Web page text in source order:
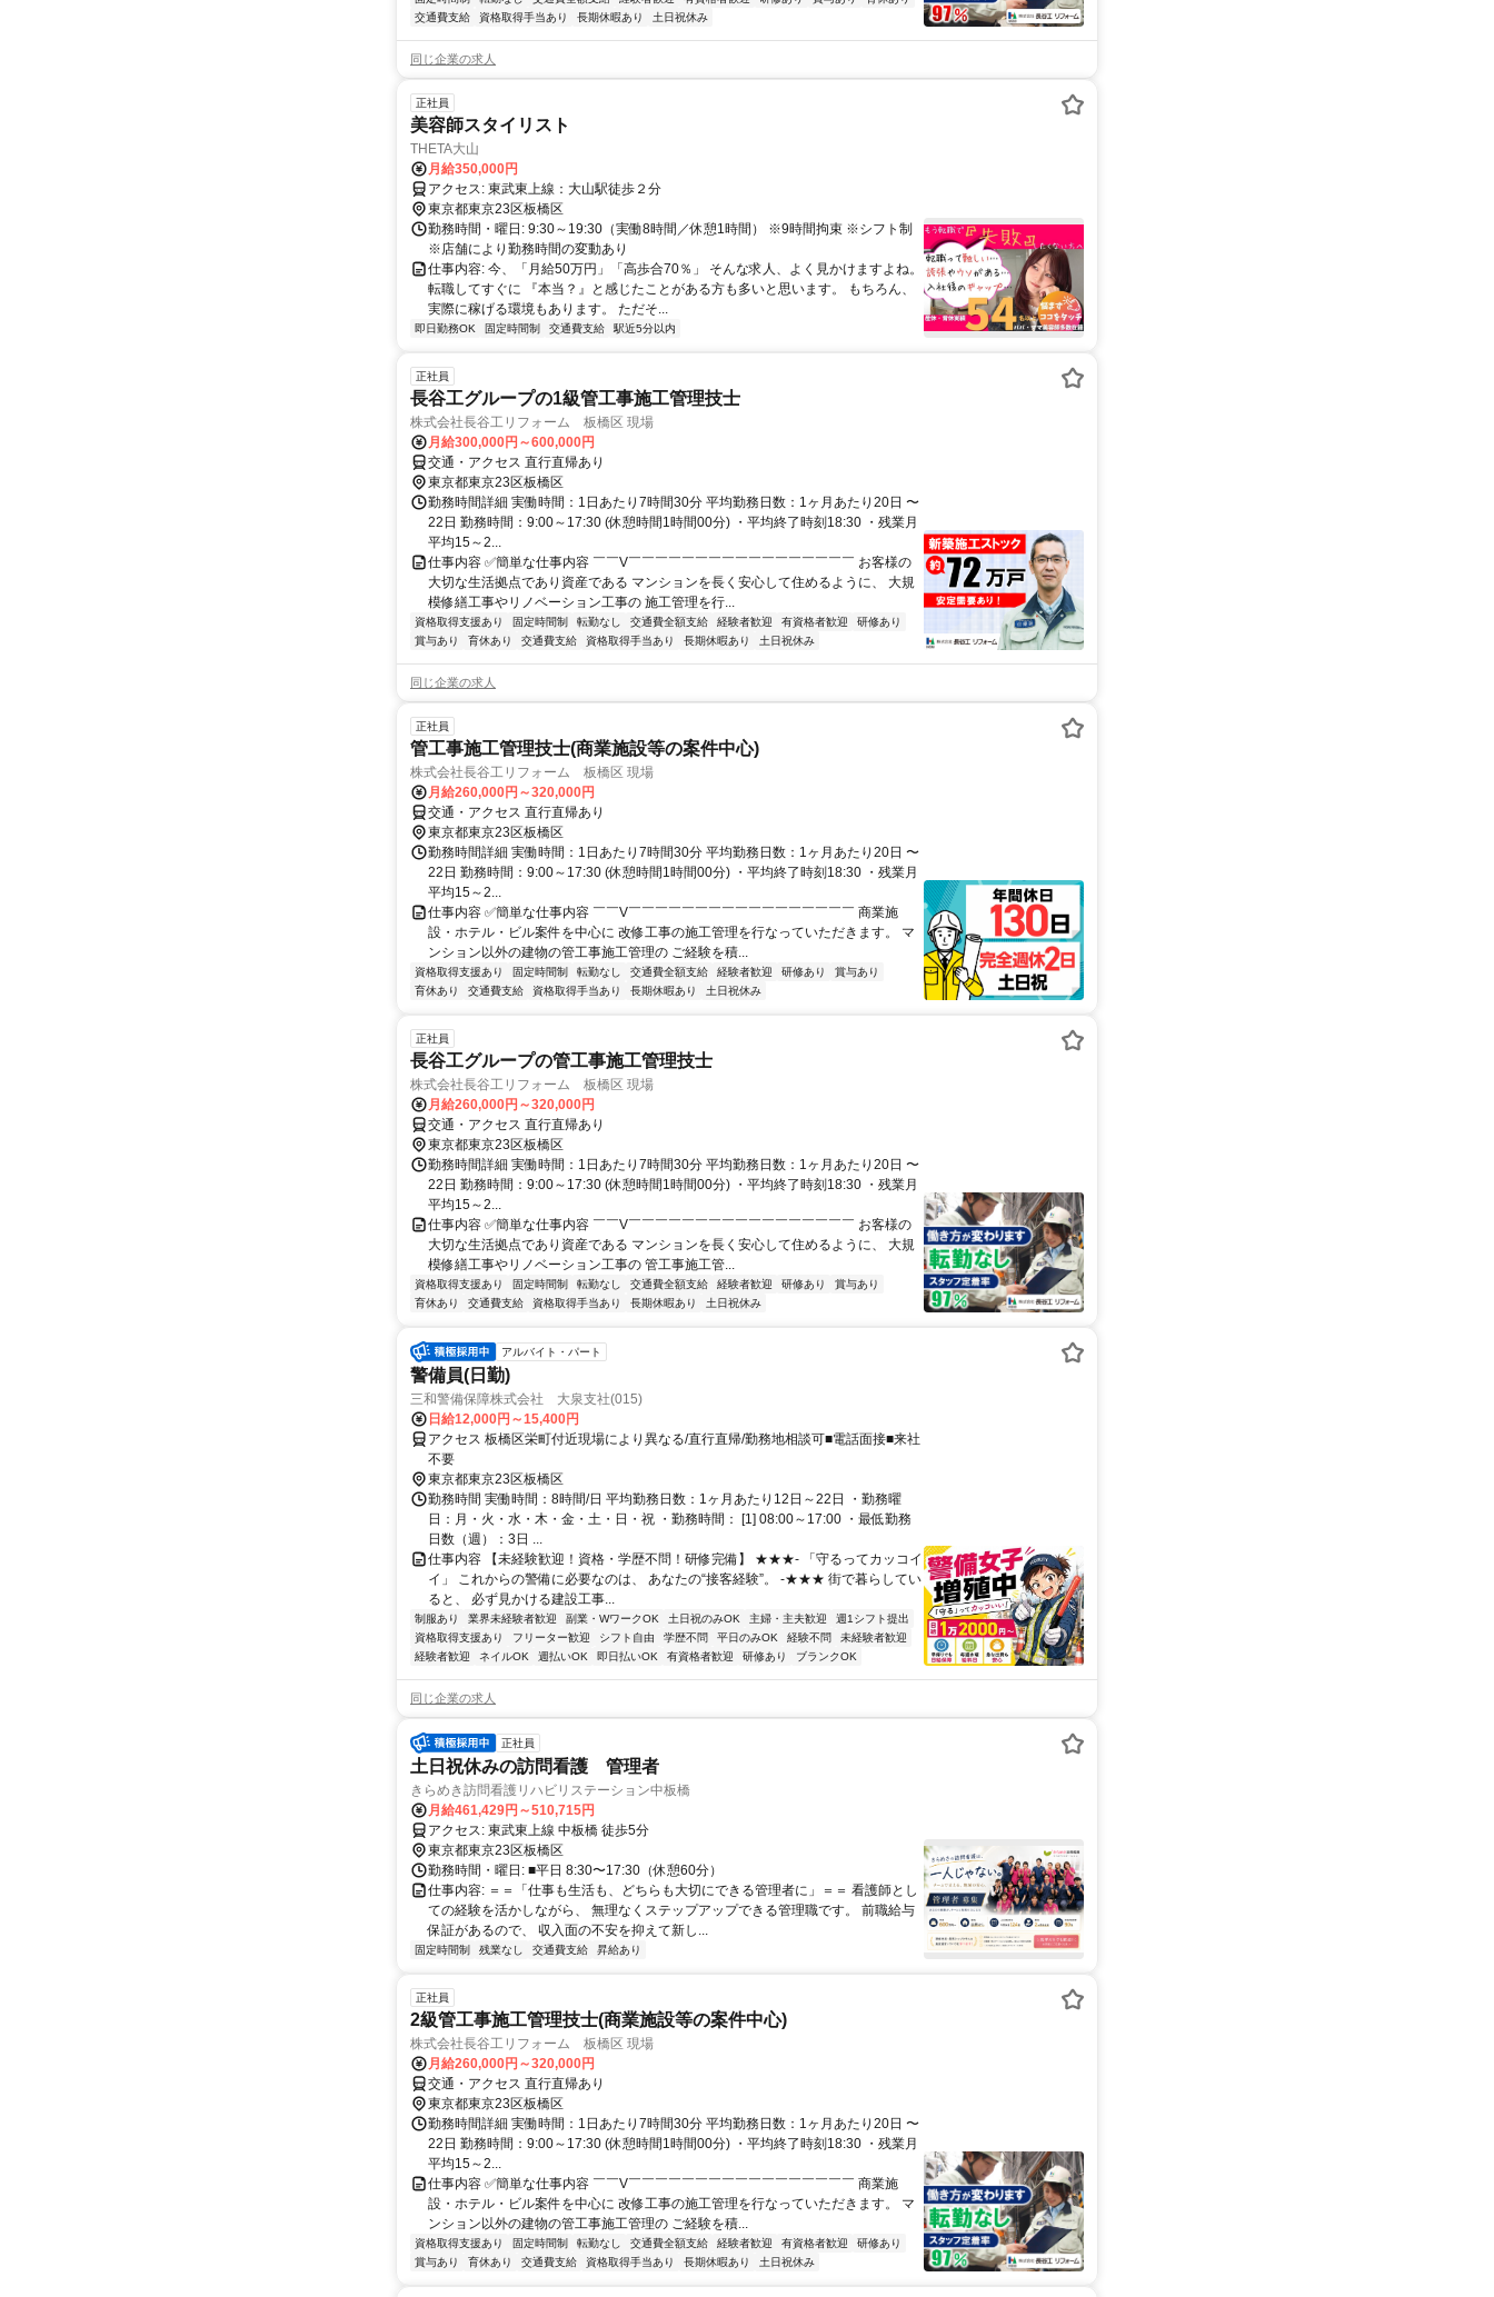
交通費支給
資格取得手当あり 長期休暇あり 土日祝休み
同じ企業の求人
正社員
美容師スタイリスト
THETA大山
月給350,000円
アクセス: 東武東上線：大山駅徒歩２分
東京都東京23区板橋区
勤務時間・曜日: 9:30～19:30（実働8時間／休憩1時間） ※9時間拘束 ※シフト制
※店舗により勤務時間の変動あり
仕事内容: 今、「月給50万円」「高歩合70％」 そんな求人、よく見かけますよね。
転職してすぐに 『本当？』と感じたことがある方も多いと思います。 もちろん、
実際に稼げる環境もあります。 ただそ...
即日勤務OK 固定時間制 交通費支給 駅近5分以内
正社員
長谷工グループの1級管工事施工管理技士
株式会社長谷工リフォーム 板橋区 現場
月給300,000円～600,000円
交通・アクセス 直行直帰あり
東京都東京23区板橋区
勤務時間詳細 実働時間：1日あたり7時間30分 平均勤務日数：1ヶ月あたり20日 〜
22日 勤務時間：9:00～17:30 (休憩時間1時間00分) ・平均終了時刻18:30 ・残業月
平均15～2...
仕事内容 ✅簡単な仕事内容 ￣￣V￣￣￣￣￣￣￣￣￣￣￣￣￣￣￣￣￣ お客様の
大切な生活拠点であり資産である マンションを長く安心して住めるように、 大規
模修繕工事やリノベーション工事の 施工管理を行...
資格取得支援あり 固定時間制 転勤なし 交通費全額支給 経験者歓迎 有資格者歓迎
研修あり
賞与あり
育休あり 交通費支給 資格取得手当あり 長期休暇あり 土日祝休み
同じ企業の求人
正社員
管工事施工管理技士(商業施設等の案件中心)
株式会社長谷工リフォーム 板橋区 現場
月給260,000円～320,000円
交通・アクセス 直行直帰あり
東京都東京23区板橋区
勤務時間詳細 実働時間：1日あたり7時間30分 平均勤務日数：1ヶ月あたり20日 〜
22日 勤務時間：9:00～17:30 (休憩時間1時間00分) ・平均終了時刻18:30 ・残業月
平均15～2...
仕事内容 ✅簡単な仕事内容 ￣￣V￣￣￣￣￣￣￣￣￣￣￣￣￣￣￣￣￣ 商業施
設・ホテル・ビル案件を中心に 改修工事の施工管理を行なっていただきます。 マ
ンション以外の建物の管工事施工管理の ご経験を積...
資格取得支援あり 固定時間制 転勤なし 交通費全額支給 経験者歓迎 研修あり
賞与あり
育休あり
交通費支給 資格取得手当あり 長期休暇あり 土日祝休み
正社員
長谷工グループの管工事施工管理技士
株式会社長谷工リフォーム 板橋区 現場
月給260,000円～320,000円
交通・アクセス 直行直帰あり
東京都東京23区板橋区
勤務時間詳細 実働時間：1日あたり7時間30分 平均勤務日数：1ヶ月あたり20日 〜
22日 勤務時間：9:00～17:30 (休憩時間1時間00分) ・平均終了時刻18:30 ・残業月
平均15～2...
仕事内容 ✅簡単な仕事内容 ￣￣V￣￣￣￣￣￣￣￣￣￣￣￣￣￣￣￣￣ お客様の
大切な生活拠点であり資産である マンションを長く安心して住めるように、 大規
模修繕工事やリノベーション工事の 管工事施工管...
資格取得支援あり 固定時間制 転勤なし 交通費全額支給 経験者歓迎 研修あり
賞与あり
育休あり
交通費支給 資格取得手当あり 長期休暇あり 土日祝休み
アルバイト・パート
警備員(日勤)
三和警備保障株式会社 大泉支社(015)
日給12,000円～15,400円
アクセス 板橋区栄町付近現場により異なる/直行直帰/勤務地相談可■電話面接■来社
不要
東京都東京23区板橋区
勤務時間 実働時間：8時間/日 平均勤務日数：1ヶ月あたり12日～22日 ・勤務曜
日：月・火・水・木・金・土・日・祝 ・勤務時間： [1] 08:00～17:00 ・最低勤務
日数（週）：3日 ...
仕事内容 【未経験歓迎！資格・学歴不問！研修完備】 ★★★- 「守るってカッコイ
イ」 これからの警備に必要なのは、 あなたの“接客経験”。 -★★★ 街で暮らしてい
ると、 必ず見かける建設工事...
制服あり 業界未経験者歓迎 副業・WワークOK 土日祝のみOK 主婦・主夫歓迎
週1シフト提出
資格取得支援あり
フリーター歓迎 シフト自由 学歴不問 平日のみOK 経験不問
未経験者歓迎
経験者歓迎
ネイルOK 週払いOK 即日払いOK 有資格者歓迎 研修あり ブランクOK
同じ企業の求人
正社員
土日祝休みの訪問看護 管理者
きらめき訪問看護リハビリステーション中板橋
月給461,429円～510,715円
アクセス: 東武東上線 中板橋 徒歩5分
東京都東京23区板橋区
勤務時間・曜日: ■平日 8:30〜17:30（休憩60分）
仕事内容: ＝＝「仕事も生活も、どちらも大切にできる管理者に」＝＝ 看護師とし
ての経験を活かしながら、 無理なくステップアップできる管理職です。 前職給与
保証があるので、 収入面の不安を抑えて新し...
固定時間制 残業なし 交通費支給 昇給あり
正社員
2級管工事施工管理技士(商業施設等の案件中心)
株式会社長谷工リフォーム 板橋区 現場
月給260,000円～320,000円
交通・アクセス 直行直帰あり
東京都東京23区板橋区
勤務時間詳細 実働時間：1日あたり7時間30分 平均勤務日数：1ヶ月あたり20日 〜
22日 勤務時間：9:00～17:30 (休憩時間1時間00分) ・平均終了時刻18:30 ・残業月
平均15～2...
仕事内容 ✅簡単な仕事内容 ￣￣V￣￣￣￣￣￣￣￣￣￣￣￣￣￣￣￣￣ 商業施
設・ホテル・ビル案件を中心に 改修工事の施工管理を行なっていただきます。 マ
ンション以外の建物の管工事施工管理の ご経験を積...
資格取得支援あり 固定時間制 転勤なし 交通費全額支給 経験者歓迎 有資格者歓迎
研修あり
賞与あり
育休あり 交通費支給 資格取得手当あり 長期休暇あり 土日祝休み